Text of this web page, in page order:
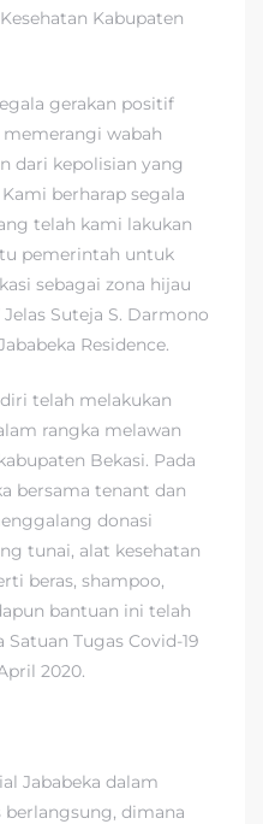
Kabupaten
gerakan positif
wabah
dari kepolisian yang
berharap segala
telah kami lakukan
pemerintah untuk
sebagai zona hijau
Suteja S. Darmono
Residence.
telah melakukan
rangka melawan
Bekasi. Pada
bersama tenant dan
donasi
tunai, alat kesehatan
beras, shampoo,
bantuan ini telah
Tugas Covid-19
2020.
Jababeka dalam
berlangsung, dimana